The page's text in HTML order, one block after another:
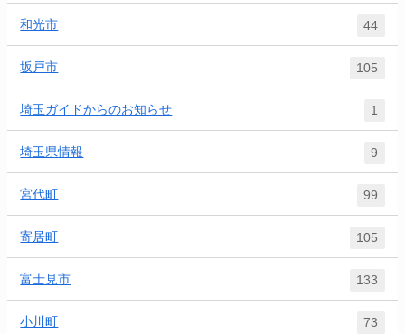
和光市 44
坂戸市 105
埼玉ガイドからのお知らせ 1
埼玉県情報 9
宮代町 99
寄居町 105
富士見市 133
小川町 73